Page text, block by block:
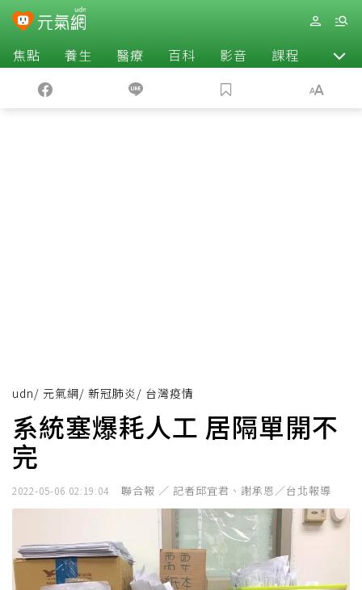
焦點 養生 醫療 百科 影音 課程 退休
udn/ 元氣網/ 新冠肺炎 / 台灣疫情
系統塞爆耗人工 居隔單開不
完
2022-05-06 02:19:04 聯合報 ／ 記者邱宜君、謝承恩／台北報導